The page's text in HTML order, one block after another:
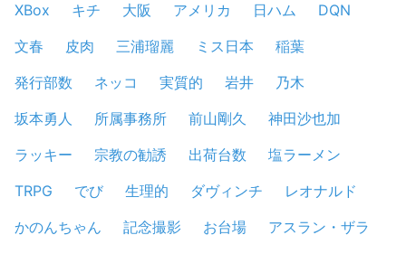
XBox
キチ 大阪 アメリカ 日ハム
DQN
文春
皮肉 三浦瑠麗 ミス日本
稲葉
発行部数
ネッコ 実質的 岩井
乃木
坂本勇人
所属事務所 前山剛久
神田沙也加
ラッキー
宗教の勧誘 出荷台数
塩ラーメン
TRPG
でび 生理的 ダヴィンチ
レオナルド
かのんちゃん
記念撮影 お台場
アスラン・ザラ